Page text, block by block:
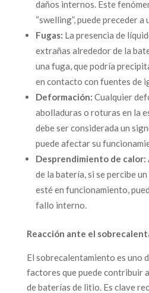
daños internos. Este
“swelling”, puede preceder a
Fugas: La presencia de
extrañas alrededor de la
una fuga, que podría
en contacto con fuentes de
Deformación: Cualquier
abolladuras o roturas en la
debe ser considerada un
puede afectar su
Desprendimiento de calor:
de la batería, si se percibe
esté en funcionamiento,
fallo interno.
Reacción ante el
El sobrecalentamiento es uno
factores que puede contribuir
de baterías de litio. Es clave